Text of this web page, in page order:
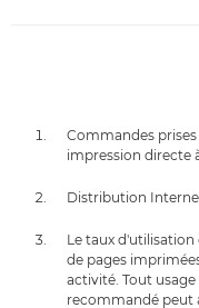
Commandes
impression directe
Distribution
Le taux
de pages
activité. Tout
recommandé peut